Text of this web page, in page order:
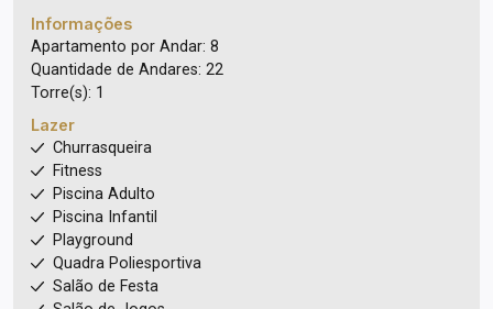
Informações
Apartamento por Andar: 8
Quantidade de Andares: 22
Torre(s): 1
Lazer
Churrasqueira
Fitness
Piscina Adulto
Piscina Infantil
Playground
Quadra Poliesportiva
Salão de Festa